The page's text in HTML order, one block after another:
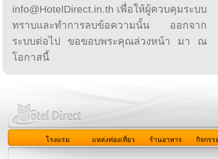
info@HotelDirect.in.th เพื่อให้ผู้ควบคุมระบบ
ทราบและทำการลบข้อความนั้น ออกจาก
ระบบต่อไป ขอขอบพระคุณล่วงหน้า มา ณ
โอกาสนี้
โรงแรม แหล่งท่องเที่ยว ร้านอาหาร กิจกรร